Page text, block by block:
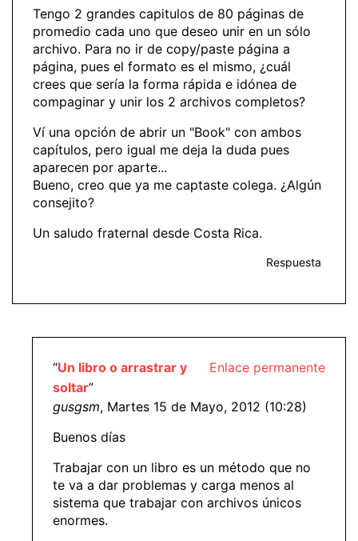
Tengo 2 grandes capitulos de 80 páginas de
promedio cada uno que deseo unir en un sólo
archivo. Para no ir de copy/paste página a
página, pues el formato es el mismo, ¿cuál
crees que sería la forma rápida e idónea de
compaginar y unir los 2 archivos completos?
Ví una opción de abrir un "Book" con ambos
capítulos, pero igual me deja la duda pues
aparecen por aparte...
Bueno, creo que ya me captaste colega. ¿Algún
consejito?
Un saludo fraternal desde Costa Rica.
Respuesta
Enlace permanente
“Un libro o arrastrar y
soltar”
gusgsm, Martes 15 de Mayo, 2012 (10:28)
Buenos días
Trabajar con un libro es un método que no
te va a dar problemas y carga menos al
sistema que trabajar con archivos únicos
enormes.